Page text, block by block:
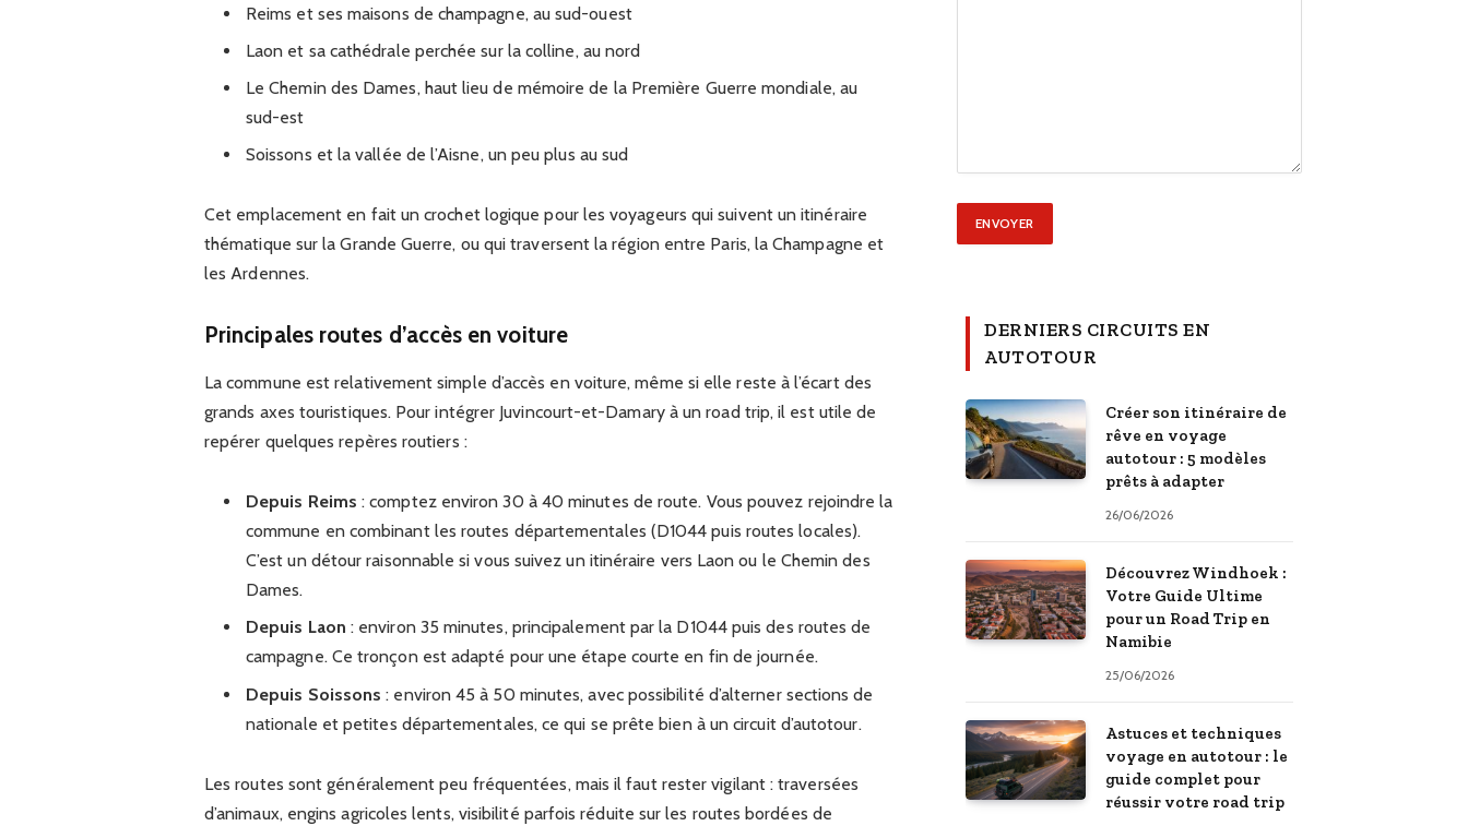
Reims et ses maisons de champagne, au sud-ouest
Laon et sa cathédrale perchée sur la colline, au nord
Le Chemin des Dames, haut lieu de mémoire de la Première Guerre mondiale, au
sud-est
Soissons et la vallée de l’Aisne, un peu plus au sud
Cet emplacement en fait un crochet logique pour les voyageurs qui suivent un itinéraire
thématique sur la Grande Guerre, ou qui traversent la région entre Paris, la Champagne et
les Ardennes.
Principales routes d’accès en voiture
La commune est relativement simple d’accès en voiture, même si elle reste à l’écart des
grands axes touristiques. Pour intégrer Juvincourt-et-Damary à un road trip, il est utile de
repérer quelques repères routiers :
Depuis Reims : comptez environ 30 à 40 minutes de route. Vous pouvez rejoindre la
commune en combinant les routes départementales (D1044 puis routes locales).
C’est un détour raisonnable si vous suivez un itinéraire vers Laon ou le Chemin des
Dames.
Depuis Laon : environ 35 minutes, principalement par la D1044 puis des routes de
campagne. Ce tronçon est adapté pour une étape courte en fin de journée.
Depuis Soissons : environ 45 à 50 minutes, avec possibilité d’alterner sections de
nationale et petites départementales, ce qui se prête bien à un circuit d’autotour.
Les routes sont généralement peu fréquentées, mais il faut rester vigilant : traversées
d’animaux, engins agricoles lents, visibilité parfois réduite sur les routes bordées de
DERNIERS CIRCUITS EN
AUTOTOUR
Créer son itinéraire de
rêve en voyage
autotour : 5 modèles
prêts à adapter
26/06/2026
Découvrez Windhoek :
Votre Guide Ultime
pour un Road Trip en
Namibie
25/06/2026
Astuces et techniques
voyage en autotour : le
guide complet pour
réussir votre road trip